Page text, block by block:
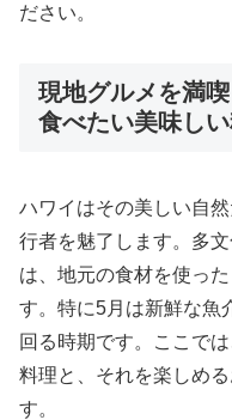
ださい。
現地グルメを満
食べたい美味し
ハワイはその美しい自
行者を魅了します。多
は、地元の食材を使っ
す。特に5月は新鮮な魚
回る時期です。ここで
料理と、それを楽しめ
す。